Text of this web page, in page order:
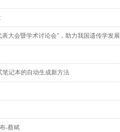
大会暨学术讨论会”，助力我国遗传学发展
笔记本的自动生成新方法
-蔡斌